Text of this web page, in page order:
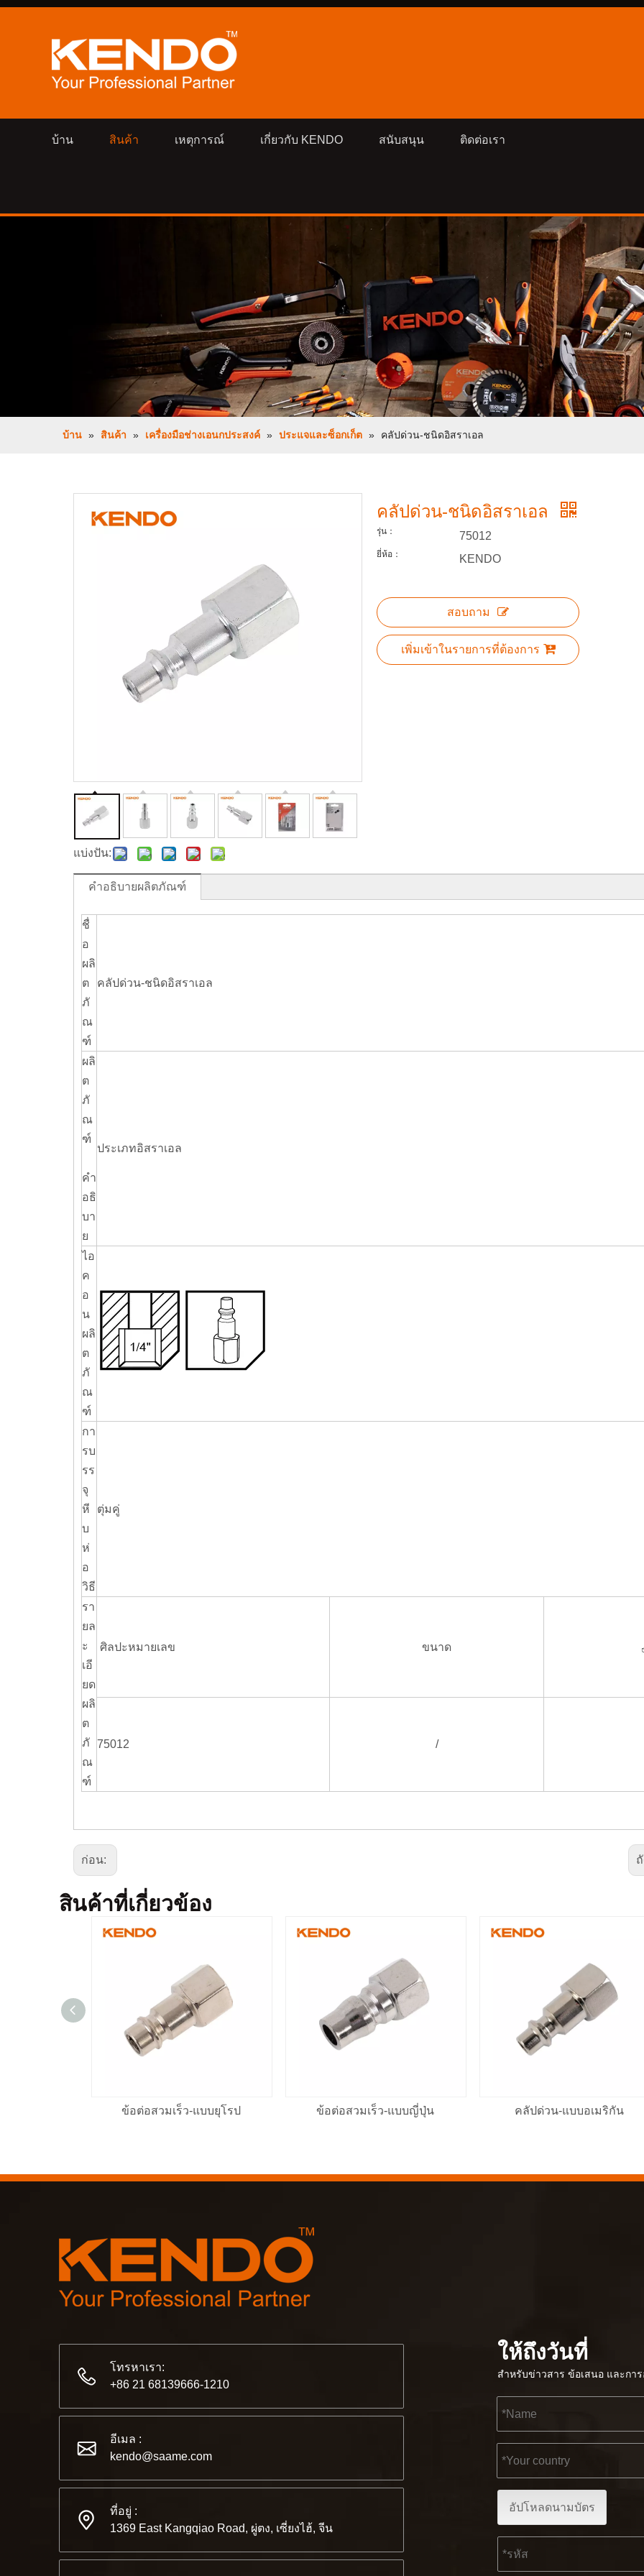
บ้าน สินค้า เหตุการณ์ เกี่ยวกับ KENDO สนับสนุน ติดต่อเรา
บ้าน » สินค้า » เครื่องมือช่างเอนกประสงค์ » ประแจและซ็อกเก็ต » คลัปด่วน-ชนิดอิสราเอล
แบ่งปัน:
คลัปด่วน-ชนิดอิสราเอล
รุ่น： 75012
ยี่ห้อ： KENDO
สอบถาม
เพิ่มเข้าในรายการที่ต้องการ
คำอธิบายผลิตภัณฑ์
ชื่
อ
ผลิ
ต
ภั
ณ
ฑ์
คลัปด่วน-ชนิดอิสราเอล
ผลิ
ต
ภั
ณ
ฑ์
คำ
อธิ
บา
ย
ประเภทอิสราเอล
ไอ
ค
อ
น
ผลิ
ต
ภั
ณ
ฑ์
กา
รบ
รร
จุ
หี
บ
ห่
อ
วิธี
ตุ่มคู่
รา
ยล
ะ
เอี
ยด
ผลิ
ต
ภั
ณ
ฑ์
ศิลปะหมายเลข ขนาด
75012 /
ก่อน:
สินค้าที่เกี่ยวข้อง
ข้อต่อสวมเร็ว-แบบยุโรป ข้อต่อสวมเร็ว-แบบญี่ปุ่น คลัปด่วน-แบบอเมริกัน
โทรหาเรา:
+86 21 68139666-1210
อีเมล :
kendo@saame.com
ที่อยู่ :
1369 East Kangqiao Road, ผู่ตง, เซี่ยงไฮ้, จีน
ให้ถึงวันที่
สำหรับข่าวสาร ข้อเสนอ และก
อัปโหลดนามบัตร